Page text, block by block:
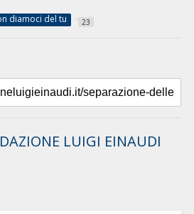
diamoci del tu 23
LUIGI EINAUDI